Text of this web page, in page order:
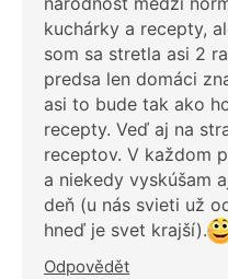
kuchárky a recepty,
som sa stretla asi 2
predsa len domáci
asi to bude tak ako
recepty. Veď aj na
receptov. V každom
a niekedy vyskúšam
deň (u nás svieti už
hneď je svet krajší).
Odpovědět